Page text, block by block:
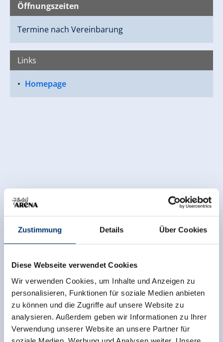
Zustimmung Details Über Cookies
Diese Webseite verwendet Cookies
Wir verwenden Cookies, um Inhalte und Anzeigen zu
personalisieren, Funktionen für soziale Medien anbieten
zu können und die Zugriffe auf unsere Website zu
analysieren. Außerdem geben wir Informationen zu Ihrer
Verwendung unserer Website an unsere Partner für
Öffnungszeiten
Termine nach Vereinbarung
Links
Homepage